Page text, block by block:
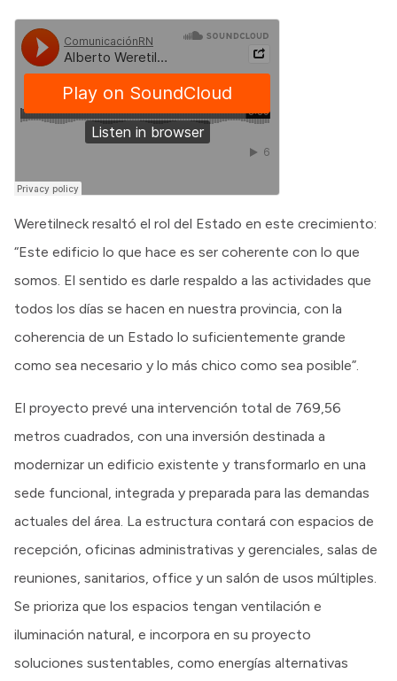
Weretilneck resaltó el rol del Estado en este crecimiento:
“Este edificio lo que hace es ser coherente con lo que
somos. El sentido es darle respaldo a las actividades que
todos los días se hacen en nuestra provincia, con la
coherencia de un Estado lo suficientemente grande
como sea necesario y lo más chico como sea posible”.
El proyecto prevé una intervención total de 769,56
metros cuadrados, con una inversión destinada a
modernizar un edificio existente y transformarlo en una
sede funcional, integrada y preparada para las demandas
actuales del área. La estructura contará con espacios de
recepción, oficinas administrativas y gerenciales, salas de
reuniones, sanitarios, office y un salón de usos múltiples.
Se prioriza que los espacios tengan ventilación e
iluminación natural, e incorpora en su proyecto
soluciones sustentables, como energías alternativas